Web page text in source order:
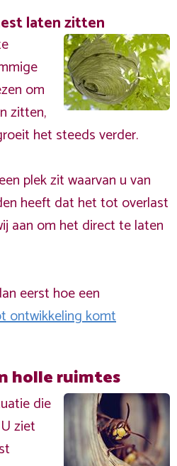
laten zitten
om
zitten,
het steeds verder.
plek zit waarvan u van
heeft dat het tot overlast
aan om het direct te laten
eerst hoe een
ontwikkeling komt
holle ruimtes
die
ziet